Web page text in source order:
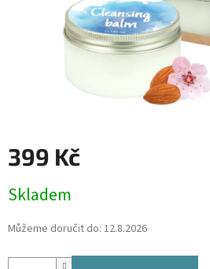
399 Kč
cena:
Skladem
Můžeme doručit do: 12.8.2026